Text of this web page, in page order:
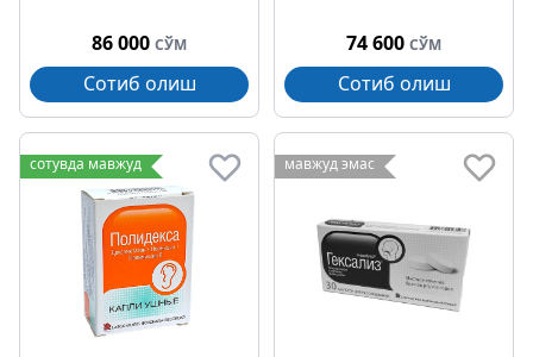
86 000 СЎМ
Сотиб олиш
74 600 СЎМ
Сотиб олиш
сотувда мавжуд мавжуд эмас